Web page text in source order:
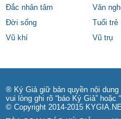
Đắc nhân tâm
Văn
Đời sống
Tuổi trẻ
Vũ khí
Vũ trụ
® Ký Giả giữ bản quyền nội
vui lòng ghi rõ “báo Ký Giả” hoặc
© Copyright 2014-2015